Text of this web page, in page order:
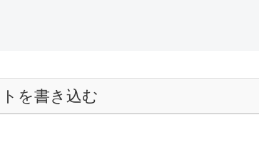
を書き込む